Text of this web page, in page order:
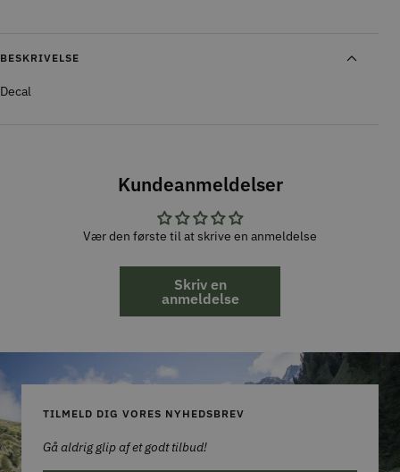
BESKRIVELSE
Decal
Kundeanmeldelser
Vær den første til at skrive en anmeldelse
Skriv en
anmeldelse
TILMELD DIG VORES NYHEDSBREV
Gå aldrig glip af et godt tilbud!